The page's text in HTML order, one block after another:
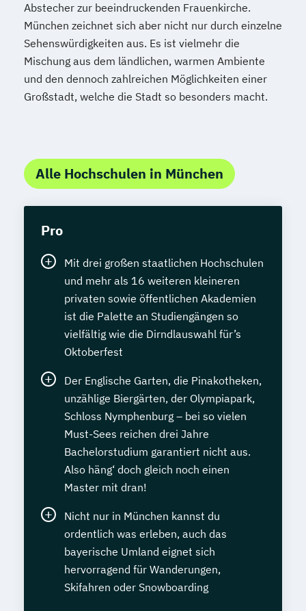
Abstecher zur beeindruckenden Frauenkirche.
München zeichnet sich aber nicht nur durch einzelne
Sehenswürdigkeiten aus. Es ist vielmehr die
Mischung aus dem ländlichen, warmen Ambiente
und den dennoch zahlreichen Möglichkeiten einer
Großstadt, welche die Stadt so besonders macht.
Alle Hochschulen in München
Pro
Mit drei großen staatlichen Hochschulen
und mehr als 16 weiteren kleineren
privaten sowie öffentlichen Akademien
ist die Palette an Studiengängen so
vielfältig wie die Dirndlauswahl für’s
Oktoberfest
Der Englische Garten, die Pinakotheken,
unzählige Biergärten, der Olympiapark,
Schloss Nymphenburg – bei so vielen
Must-Sees reichen drei Jahre
Bachelorstudium garantiert nicht aus.
Also häng‘ doch gleich noch einen
Master mit dran!
Nicht nur in München kannst du
ordentlich was erleben, auch das
bayerische Umland eignet sich
hervorragend für Wanderungen,
Skifahren oder Snowboarding